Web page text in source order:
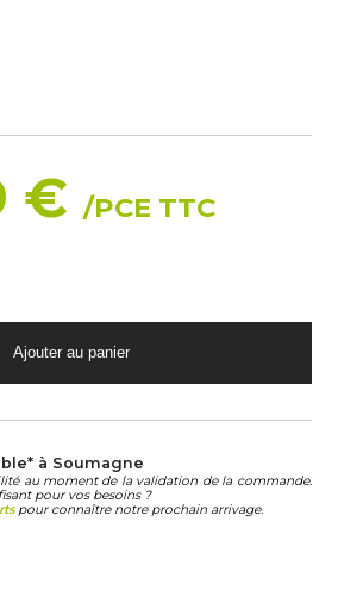
€/PCE TTC
à Soumagne
au moment de la validation de la commande.
pour vos besoins ?
pour connaître notre prochain arrivage.